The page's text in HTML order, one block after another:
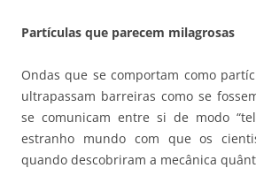
Partículas que parecem milagrosas
Ondas que se comportam como
ultrapassam barreiras como se
se comunicam entre si de modo
estranho mundo com que os
quando descobriram a mecânica